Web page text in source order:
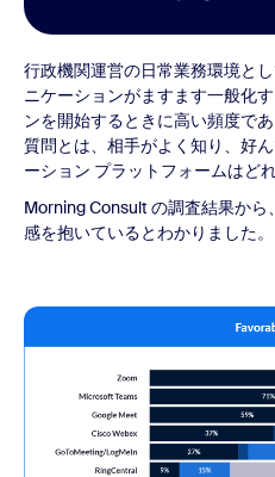
行政機関運営の日常業務環境と
ニケーションがますます一般化
ンを開始するときに高い頻度で
質問とは、相手がよく知り、好
ーション プラットフォームはど
Morning Consult の調査結果から
感を抱いているとわかりました。